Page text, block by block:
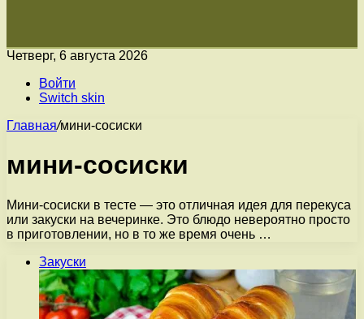
Четверг, 6 августа 2026
Войти
Switch skin
Главная/мини-сосиски
мини-сосиски
Мини-сосиски в тесте — это отличная идея для перекуса
или закуски на вечеринке. Это блюдо невероятно просто
в приготовлении, но в то же время очень …
Закуски